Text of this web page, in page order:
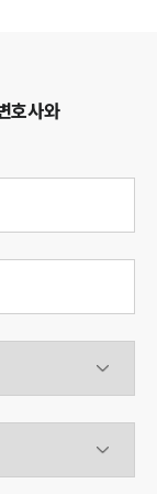
호사와